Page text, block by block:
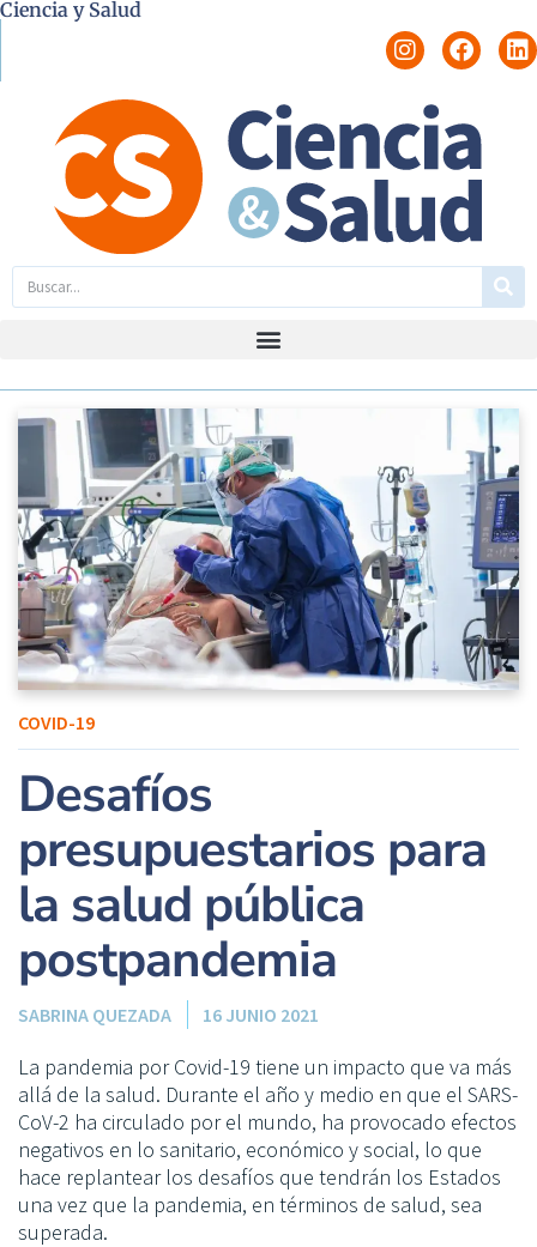
Ciencia y Salud
COVID-19
Desafíos
presupuestarios para
la salud pública
postpandemia
SABRINA QUEZADA 16 JUNIO 2021
La pandemia por Covid-19 tiene un impacto que va más
allá de la salud. Durante el año y medio en que el SARS-
CoV-2 ha circulado por el mundo, ha provocado efectos
negativos en lo sanitario, económico y social, lo que
hace replantear los desafíos que tendrán los Estados
una vez que la pandemia, en términos de salud, sea
superada.